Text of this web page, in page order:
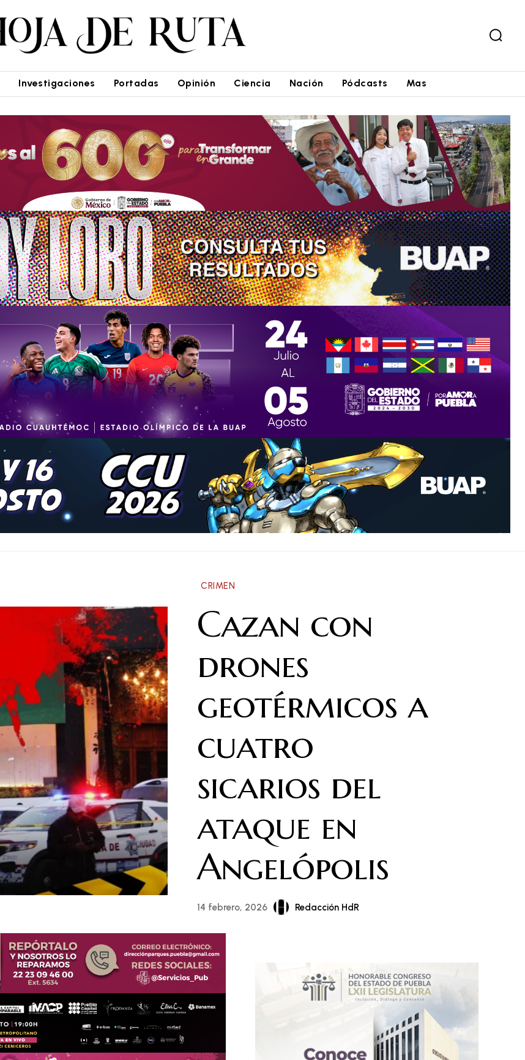
Investigaciones Portadas Opinión Ciencia Nación Pódcasts Mas
CRIMEN
Cazan con
drones
geotérmicos a
cuatro
sicarios del
ataque en
Angelópolis
14 febrero, 2026 Redacción HdR